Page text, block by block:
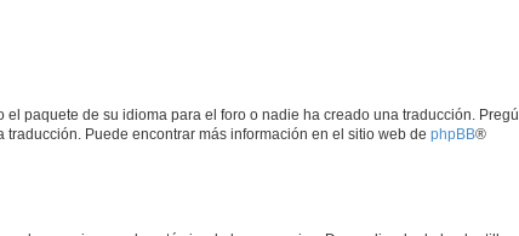
paquete de su idioma para el foro o nadie ha creado una traducción.
Puede encontrar más información en el sitio web de phpBB®